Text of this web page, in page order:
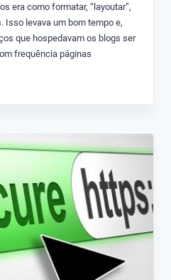
era como formatar, “layoutar”,
Isso levava um bom tempo e,
que hospedavam os blogs ser
frequência páginas